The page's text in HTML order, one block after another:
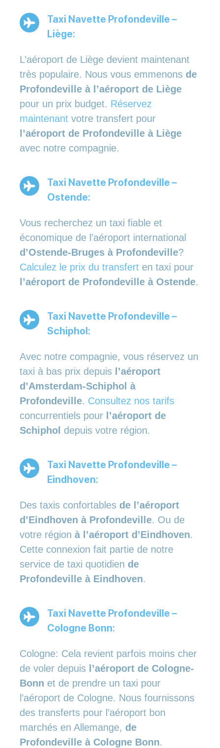
Taxi Navette Profondeville –
Liège:
L’aéroport de Liège devient maintenant
très populaire. Nous vous emmenons de
Profondeville à l’aéroport de Liège
pour un prix budget. Réservez
maintenant votre transfert pour
l’aéroport de Profondeville à Liège
avec notre compagnie.
Taxi Navette Profondeville –
Ostende:
Vous recherchez un taxi fiable et
économique de l’aéroport international
d’Ostende-Bruges à Profondeville?
Calculez le prix du transfert en taxi pour
l’aéroport de Profondeville à Ostende.
Taxi Navette Profondeville –
Schiphol:
Avec notre compagnie, vous réservez un
taxi à bas prix depuis l’aéroport
d’Amsterdam-Schiphol à
Profondeville. Consultez nos tarifs
concurrentiels pour l’aéroport de
Schiphol depuis votre région.
Taxi Navette Profondeville –
Eindhoven:
Des taxis confortables de l’aéroport
d’Eindhoven à Profondeville. Ou de
votre région à l’aéroport d’Eindhoven.
Cette connexion fait partie de notre
service de taxi quotidien de
Profondeville à Eindhoven.
Taxi Navette Profondeville –
Cologne Bonn:
Cologne: Cela revient parfois moins cher
de voler depuis l’aéroport de Cologne-
Bonn et de prendre un taxi pour
l’aéroport de Cologne. Nous fournissons
des transferts pour l’aéroport bon
marchés en Allemange, de
Profondeville à Cologne Bonn.